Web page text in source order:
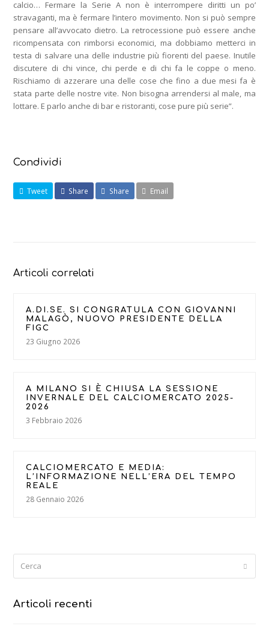
calcio… Fermare la Serie A non è interrompere diritti un po’
stravaganti, ma è fermare l’intero movimento. Non si può sempre
pensare all’avvocato dietro. La retrocessione può essere anche
ricompensata con rimborsi economici, ma dobbiamo metterci in
testa di salvare una delle industrie più fiorenti del paese. Inutile
discutere di chi vince, chi perde e di chi fa le coppe o meno.
Rischiamo di azzerare una delle cose che fino a due mesi fa è
stata parte delle nostre vite. Non bisogna arrendersi al male, ma
lottare. E parlo anche di bar e ristoranti, cose pure più serie”.
Condividi
Tweet Share Share Email
Articoli correlati
A.DI.SE. SI CONGRATULA CON GIOVANNI
MALAGÒ, NUOVO PRESIDENTE DELLA
FIGC
23 Giugno 2026
A MILANO SI È CHIUSA LA SESSIONE
INVERNALE DEL CALCIOMERCATO 2025-
2026
3 Febbraio 2026
CALCIOMERCATO E MEDIA:
L’INFORMAZIONE NELL’ERA DEL TEMPO
REALE
28 Gennaio 2026
Submit
Articoli recenti